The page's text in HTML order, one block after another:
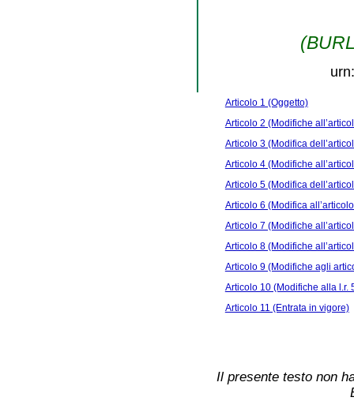
Articolo 1 (Oggetto)
Articolo 2 (Modifiche
Articolo 3 (Modifica
Articolo 4 (Modifiche
Articolo 5 (Modifica
Articolo 6 (Modifica
Articolo 7 (Modifiche
Articolo 8 (Modifiche
Articolo 9 (Modifiche agli
Articolo 10 (Modifiche alla l.r.
Articolo 11 (Entrata in vigore)
Il presente testo non